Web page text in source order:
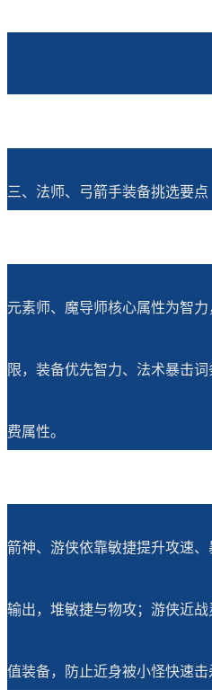
三、法师、弓箭手装备挑选要点
元素师、魔导师核心属性为智
限，装备优先智力、法术暴击
费属性。
箭神、游侠依靠敏捷提升攻速
输出，堆敏捷与物攻；游侠近
值装备，防止近身被小怪快速击